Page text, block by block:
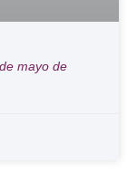
mayo de